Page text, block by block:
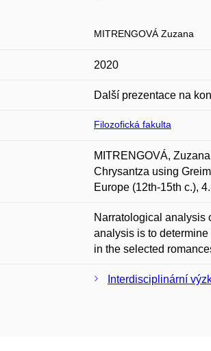
MITRENGOVÁ Zuzana
2020
Další prezentace na
Filozofická fakulta
MITRENGOVÁ,
Chrysantza using
Europe (12th-15th c.),
Narratological analysis
analysis is to
in the selected
Interdisciplinární